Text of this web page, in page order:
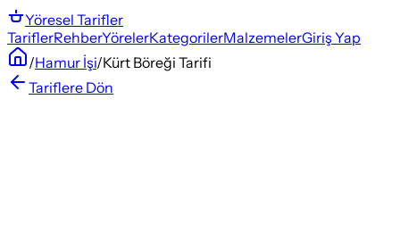
Yöresel Tarifler
TariflerRehberYörelerKategorilerMalzemelerGiriş Yap
/Hamur İşi/Kürt Böreği Tarifi
Tariflere Dön